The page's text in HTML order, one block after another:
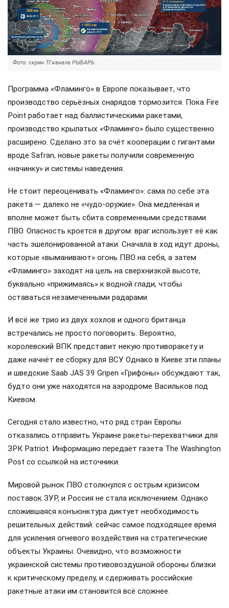
Фото: скрин ТГ-канала РЫБАРЬ
Программа «Фламинго» в Европе показывает, что
производство серьёзных снарядов тормозится. Пока Fire
Point работает над баллистическими ракетами,
производство крылатых «Фламинго» было существенно
расширено. Сделано это за счёт кооперации с гигантами
вроде Safran, новые ракеты получили современную
«начинку» и системы наведения.
Не стоит переоценивать «Фламинго»: сама по себе эта
ракета — далеко не «чудо-оружие». Она медленная и
вполне может быть сбита современными средствами
ПВО. Опасность кроется в другом: враг использует её как
часть эшелонированной атаки. Сначала в ход идут дроны,
которые «выманивают» огонь ПВО на себя, а затем
«Фламинго» заходят на цель на сверхнизкой высоте,
буквально «прижимаясь» к водной глади, чтобы
оставаться незамеченными радарами.
И всё же трио из двух хохлов и одного британца
встречались не просто поговорить. Вероятно,
королевский ВПК представит некую противоракету и
даже начнёт ее сборку для ВСУ. Однако в Киеве эти планы
и шведские Saab JAS 39 Gripen «Грифоны» обсуждают так,
будто они уже находятся на аэродроме Васильков под
Киевом.
Сегодня стало известно, что ряд стран Европы
отказались отправить Украине ракеты-перехватчики для
ЗРК Patriot. Информацию передаёт газета The Washington
Post со ссылкой на источники.
Мировой рынок ПВО столкнулся с острым кризисом
поставок ЗУР, и Россия не стала исключением. Однако
сложившаяся конъюнктура диктует необходимость
решительных действий: сейчас самое подходящее время
для усиления огневого воздействия на стратегические
объекты Украины. Очевидно, что возможности
украинской системы противовоздушной обороны близки
к критическому пределу, и сдерживать российские
ракетные атаки им становится всё сложнее.